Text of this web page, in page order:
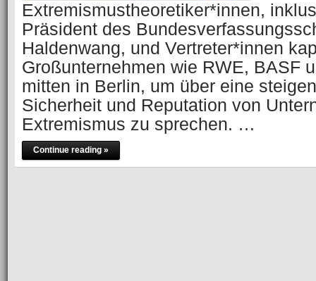
Extremismustheoretiker*innen,
Präsident des
Haldenwang, und Vertreter*innen
Großunternehmen wie RWE, BASF
mitten in Berlin, um über eine
Sicherheit und Reputation von
Extremismus zu sprechen. …
Continue reading »